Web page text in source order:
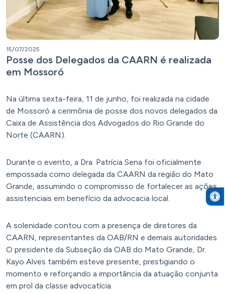
15/07/2025
Posse dos Delegados da CAARN é realizada
em Mossoró
Na última sexta-feira, 11 de junho, foi realizada na cidade
de Mossoró a cerimônia de posse dos novos delegados da
Caixa de Assistência dos Advogados do Rio Grande do
Norte (CAARN).
Durante o evento, a Dra. Patrícia Sena foi oficialmente
empossada como delegada da CAARN da região do Mato
Grande, assumindo o compromisso de fortalecer as ações
assistenciais em benefício da advocacia local.
A solenidade contou com a presença de diretores da
CAARN, representantes da OAB/RN e demais autoridades.
O presidente da Subseção da OAB do Mato Grande, Dr.
Kayo Alves também esteve presente, prestigiando o
momento e reforçando a importância da atuação conjunta
em prol da classe advocatícia.
Open